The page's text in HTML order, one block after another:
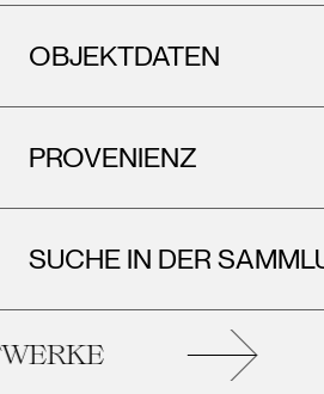
OBJEKTDATEN
PROVENIENZ
SUCHE IN DER